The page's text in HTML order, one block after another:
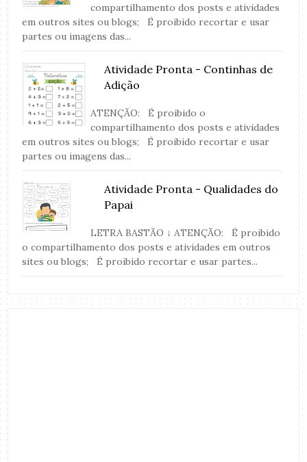
compartilhamento dos posts e atividades
em outros sites ou blogs; É proibido recortar e usar
partes ou imagens das...
Atividade Pronta - Continhas de
Adição
ATENÇÃO: É proibido o
compartilhamento dos posts e atividades
em outros sites ou blogs; É proibido recortar e usar
partes ou imagens das...
Atividade Pronta - Qualidades do
Papai
LETRA BASTÃO ↓ ATENÇÃO: É proibido
o compartilhamento dos posts e atividades em outros
sites ou blogs; É proibido recortar e usar partes...